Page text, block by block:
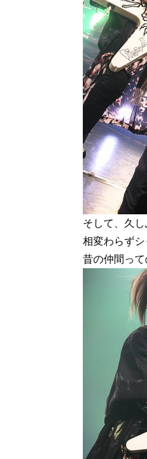
そして、久
相変わらず
昔の仲間っ